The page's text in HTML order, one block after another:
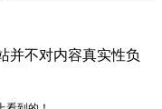
并不对内容真实性负